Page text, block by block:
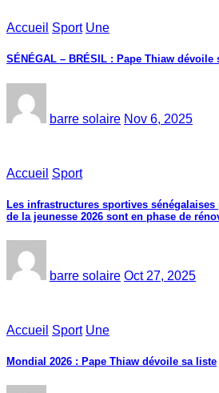
Accueil Sport Une
SÉNÉGAL – BRÉSIL : Pape Thiaw dévoile
barre solaire Nov 6, 2025
Accueil Sport
Les infrastructures sportives
de la jeunesse 2026 sont en phase de
barre solaire Oct 27, 2025
Accueil Sport Une
Mondial 2026 : Pape Thiaw dévoile sa liste